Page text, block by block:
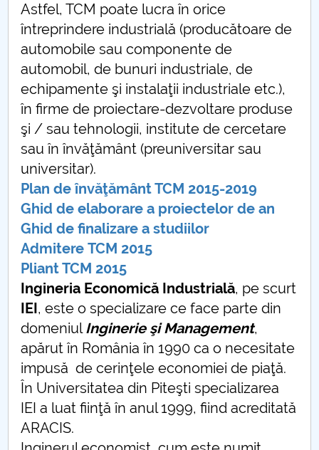
Accesibilitate pentru studenții cu dizabilități
Raportul Conducerii Centrului Universitar Pitești
privind implementarea Planului Operațional 2020-
2024
Parteneri CUP
Centrul de Consiliere și Orientare în Carieră
Chestionar angajabilitate ALUMNI – UPB
CAR2026
Admitere DFMI
Astfel, TCM poate lucra în orice
întreprindere industrială (producătoare de
automobile sau componente de
automobil, de bunuri industriale, de
echipamente şi instalaţii industriale etc.),
în firme de proiectare-dezvoltare produse
şi / sau tehnologii, institute de cercetare
sau în învăţământ (preuniversitar sau
universitar).
Plan de învăţământ TCM 2015-2019
Ghid de elaborare a proiectelor de an
Ghid de finalizare a studiilor
Admitere TCM 2015
Pliant TCM 2015
Ingineria Economică Industrială, pe scurt
IEI, este o specializare ce face parte din
domeniulInginerie şi Management,
apărut în România în 1990 ca o necesitate
impusă de cerinţele economiei de piaţă.
În Universitatea din Piteşti specializarea
IEI a luat fiinţă în anul 1999, fiind acreditată
ARACIS.